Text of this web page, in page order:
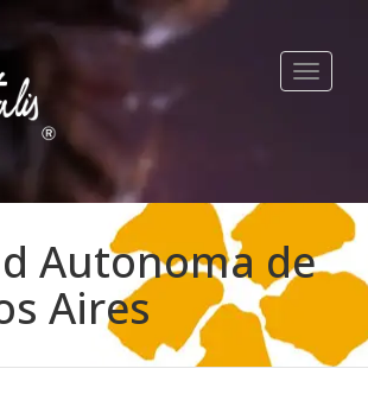
Toggle
Autonoma de
Aires